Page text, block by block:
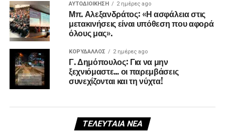
ΑΥΤΟΔΙΟΊΚΗΣΗ 2 ημέρες ago
Μπ. Αλεξανδράτος: «Η ασφάλεια στις
μετακινήσεις είναι υπόθεση που αφορά
όλους μας».
ΚΟΡΥΔΑΛΛΟΣ 2 ημέρες ago
Γ. Δημόπουλος: Για να μην
ξεχνιόμαστε… οι παρεμβάσεις
συνεχίζονται και τη νύχτα!
ΤΕΛΕΥΤΑΊΑ ΝΈΑ